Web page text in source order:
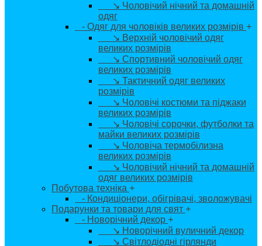
↘ Чоловічий нічний та домашній
одяг
- Одяг для чоловіків великих розмірів +
↘ Верхній чоловічий одяг
великих розмірів
↘ Спортивний чоловічий одяг
великих розмірів
↘ Тактичний одяг великих
розмірів
↘ Чоловічі костюми та піджаки
великих розмірів
↘ Чоловічі сорочки, футболки та
майки великих розмірів
↘ Чоловіча термобілизна
великих розмірів
↘ Чоловічий нічний та домашній
одяг великих розмірів
Побутова техніка +
- Кондиціонери, обігрівачі, зволожувачі
Подарунки та товари для свят +
- Новорічний декор +
↘ Новорічний вуличний декор
↘ Світлодіодні гірлянди